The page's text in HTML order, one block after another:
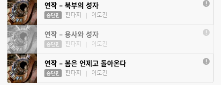
연작 – 북부의 성자
중단편 판타지 | 이도건
연작 – 용사와 성자
중단편 판타지 이도건
연작 – 봄은 언제고 돌아온다
중단편 판타지 | 이도건